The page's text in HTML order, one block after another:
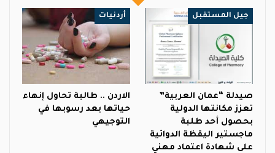
جيل المستقبل
صيدلة “عمان العربية”
تعزز مكانتها الدولية
بحصول أحد طلبة
ماجستير اليقظة الدوائية
على شهادة اعتماد مهني
أردنيات
الاردن .. طالبة تحاول إنهاء
حياتها بعد رسوبها في
التوجيهي